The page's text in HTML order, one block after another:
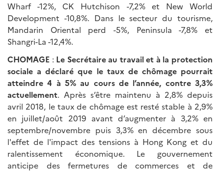
Wharf -12%, CK Hutchison -7,2% et New World
Development -10,8%. Dans le secteur du tourisme,
Mandarin Oriental perd -5%, Peninsula -7,8% et
Shangri-La -12,4%.
CHOMAGE : Le Secrétaire au travail et à la protection
sociale a déclaré que le taux de chômage pourrait
atteindre 4 à 5% au cours de l’année, contre 3,3%
actuellement. Après s’être maintenu à 2,8% depuis
avril 2018, le taux de chômage est resté stable à 2,9%
en juillet/août 2019 avant d’augmenter à 3,2% en
septembre/novembre puis 3,3% en décembre sous
l'effet de l'impact des tensions à Hong Kong et du
ralentissement économique. Le gouvernement
anticipe des fermetures de commerces et de